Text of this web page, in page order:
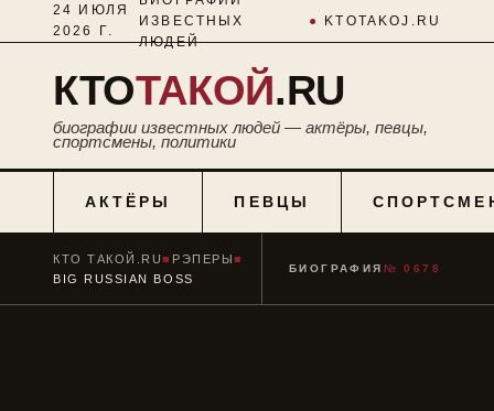
24 ИЮЛЯ
2026 Г.
ИЗВЕСТНЫХ
ЛЮДЕЙ
● KTOTAKOJ.RU
КТОТАКОЙ.RU
биографии известных людей — актёры, певцы,
спортсмены, политики
АКТЁРЫ ПЕВЦЫ
КТО ТАКОЙ.RU■ РЭПЕРЫ■
BIG RUSSIAN BOSS
БИОГРАФИЯ № 0678